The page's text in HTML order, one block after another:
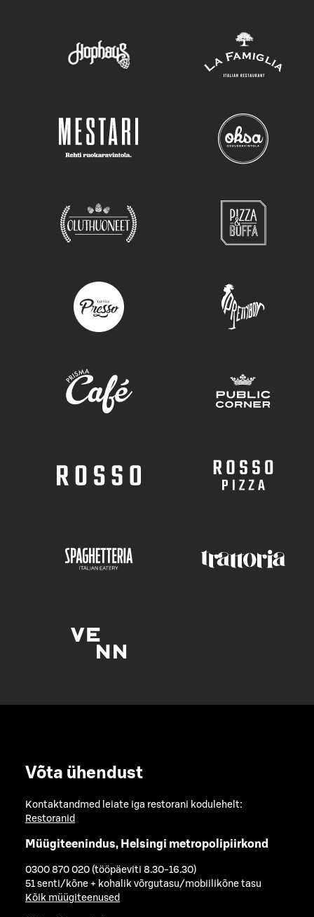
Võta ühendust
Kontaktandmed leiate iga restorani kodulehelt:
Restoranid
Müügiteenindus, Helsingi metropolipiirkond
0300 870 020 (tööpäeviti 8.30-16.30)
51 senti/kõne + kohalik võrgutasu/mobiilikõne tasu
Kõik müügiteenused